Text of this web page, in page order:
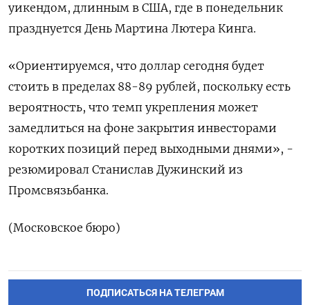
уикендом, длинным в США, где в понедельник
празднуется День Мартина Лютера Кинга.
«Ориентируемся, что доллар сегодня будет
стоить в пределах 88-89 рублей, поскольку есть
вероятность, что темп укрепления может
замедлиться на фоне закрытия инвесторами
коротких позиций перед выходными днями», -
резюмировал Станислав Дужинский из
Промсвязьбанка.
(Московское бюро)
ПОДПИСАТЬСЯ НА ТЕЛЕГРАМ